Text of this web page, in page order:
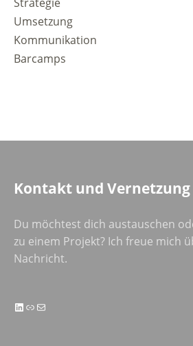
Umsetzung
Kommunikation
Barcamps
Kontakt und Vernetzung
Du möchtest dich austauschen
zu einem Projekt? Ich freue mich
Nachricht.
LinkedIn
LinkE-Mail